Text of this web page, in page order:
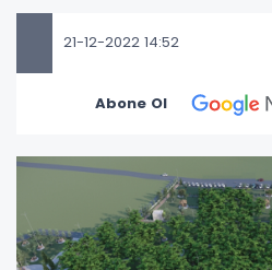
21-12-2022 14:52
Abone Ol